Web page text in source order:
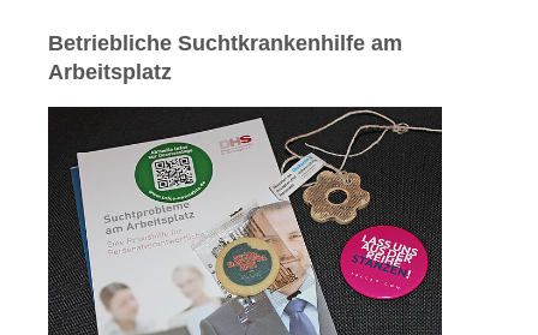
Betriebliche Suchtkrankenhilfe am
Arbeitsplatz